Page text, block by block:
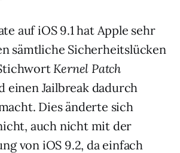
auf iOS 9.1 hat Apple sehr
sämtliche Sicherheitslücken
Kernel Patch
einen Jailbreak dadurch
Dies änderte sich
auch nicht mit der
von iOS 9.2, da einfach